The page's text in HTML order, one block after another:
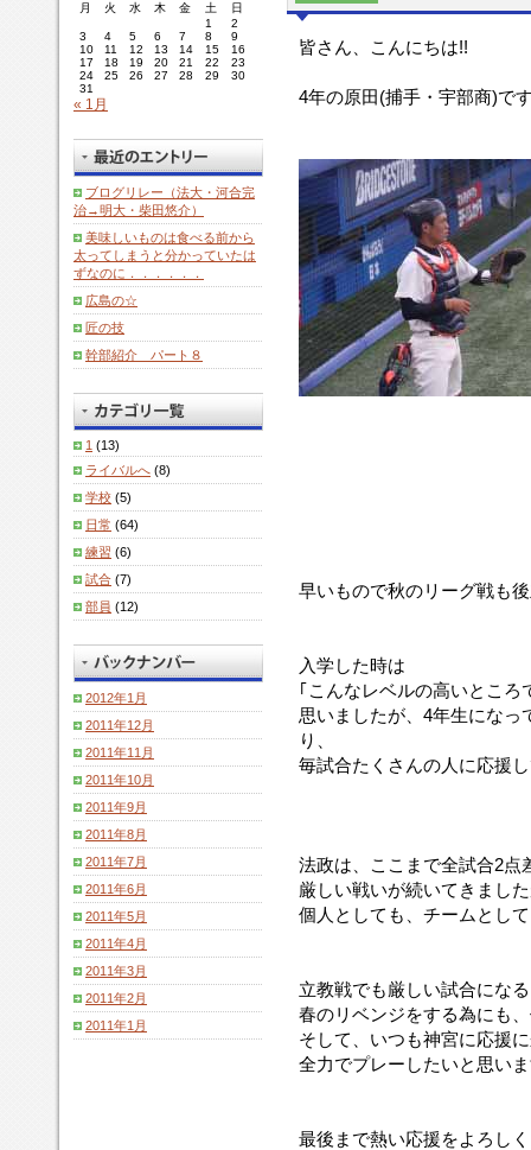
皆さん、こんにちは!!
4年の原田(捕手・宇部商)で
早いもので秋のリーグ戦も
入学した時は
｢こんなレベルの高いところ
思いましたが、4年生になっ
り、
毎試合たくさんの人に応援
法政は、ここまで全試合2点
厳しい戦いが続いてきまし
個人としても、チームとし
立教戦でも厳しい試合にな
春のリベンジをする為にも
そして、いつも神宮に応援
全力でプレーしたいと思い
最後まで熱い応援をよろし
月
火 水 木 金 土
日
1
2
3
4 5 6 7 8
9
10
11 12 13 14 15
16
17
18 19 20 21 22
23
24
25 26 27 28 29
30
31
« 1月
ブログリレー（法大・河合完
治→明大・柴田悠介）
美味しいものは食べる前から
太ってしまうと分かっていたは
ずなのに．．．．．．
広島の☆
匠の技
幹部紹介 パート８
1 (13)
ライバルへ (8)
学校 (5)
日常 (64)
練習 (6)
試合 (7)
部員 (12)
2012年1月
2011年12月
2011年11月
2011年10月
2011年9月
2011年8月
2011年7月
2011年6月
2011年5月
2011年4月
2011年3月
2011年2月
2011年1月